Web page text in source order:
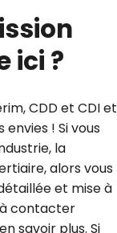
ici ?
CDD et CDI et
! Si vous
la
alors vous
et mise à
à contacter
savoir plus. Si